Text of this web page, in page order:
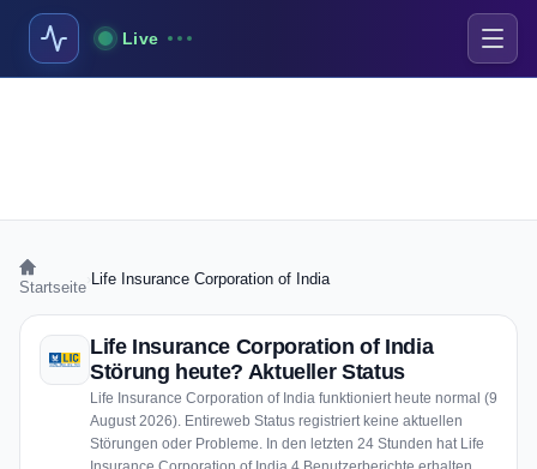
Live
Startseite Life Insurance Corporation of India
Life Insurance Corporation of India
Störung heute? Aktueller Status
Life Insurance Corporation of India funktioniert heute normal (9
August 2026). Entireweb Status registriert keine aktuellen
Störungen oder Probleme. In den letzten 24 Stunden hat Life